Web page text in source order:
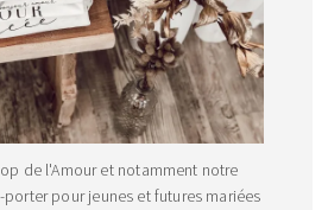
de l'Amour et notamment notre
pour jeunes et futures mariées